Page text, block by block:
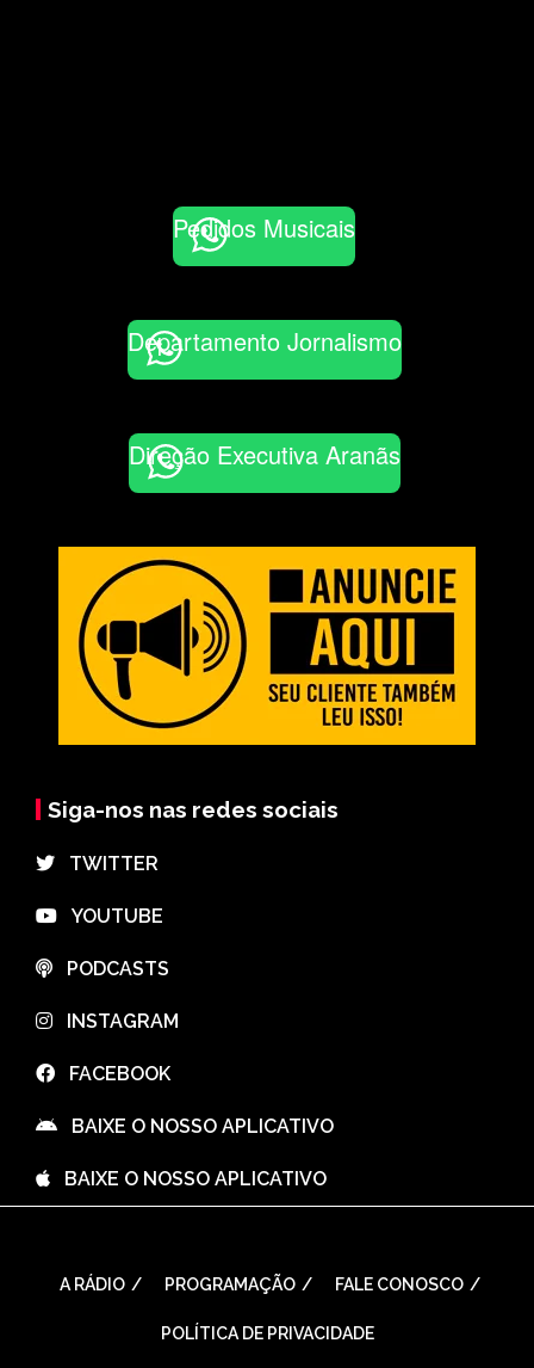
Pedidos Musicais
Departamento Jornalismo
Direção Executiva Aranãs
Siga-nos nas redes sociais
⠀TWITTER
⠀YOUTUBE
⠀PODCASTS
⠀INSTAGRAM
⠀FACEBOOK
⠀BAIXE O NOSSO APLICATIVO
⠀BAIXE O NOSSO APLICATIVO
A RÁDIO PROGRAMAÇÃO FALE CONOSCO
POLÍTICA DE PRIVACIDADE